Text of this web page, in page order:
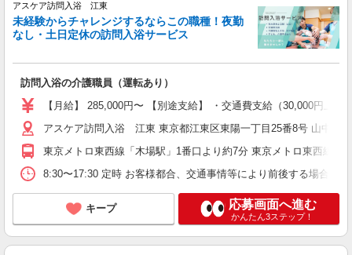
アスケア訪問入浴 江東
未経験からチャレンジするならこの職種！夜勤
なし・土日定休の訪問入浴サービス
訪問入浴の介護職員（運転あり）
【月給】 285,000円〜 【別途支給】 ・交通費支給（30,000円上
アスケア訪問入浴 江東 東京都江東区東陽一丁目25番8号 山中ビ
東京メトロ東西線「木場駅」1番口より約7分 東京メトロ東西線
8:30〜17:30 定時 お客様都合、交通事情等により前後する場合あ
キープ 応募画面へ進む
かんたん3ステップ！